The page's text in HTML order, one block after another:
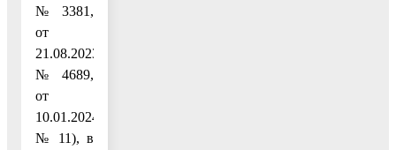
№ 3381,
от
21.08.2023
№ 4689,
от
10.01.2024
№ 11), в